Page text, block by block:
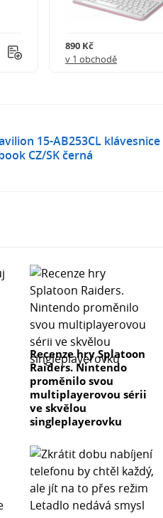
890 Kč
v 1 obchodě
15-AB253CL klávesnice
CZ/SK černá
Recenze hry Splatoon
Raiders. Nintendo
proměnilo svou
multiplayerovou sérii
ve skvělou
singleplayerovku